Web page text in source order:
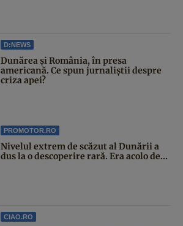
D:NEWS
Dunărea și România, în presa
americană. Ce spun jurnaliștii despre
criza apei?
PROMOTOR.RO
Nivelul extrem de scăzut al Dunării a
dus la o descoperire rară. Era acolo de...
CIAO.RO